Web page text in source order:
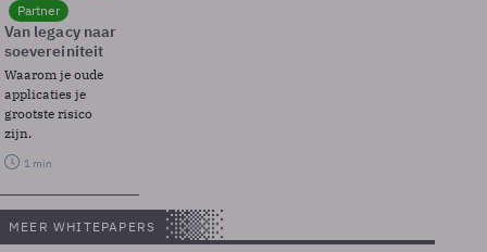
Partner
Van legacy naar
soevereiniteit
Waarom je oude
applicaties je
grootste risico
zijn.
1 min
MEER WHITEPAPERS